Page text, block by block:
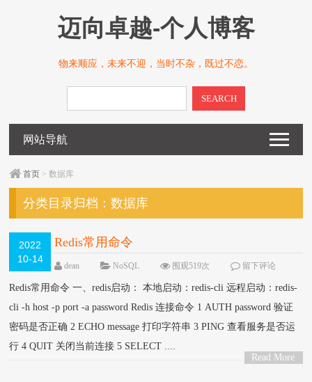
迈向卓越-个人博客
物来顺应，未来不迎，当时不杂，既过不恋。
SEARCH
网站导航
首页 > 数据库
分类目录归档：数据库
2022
10-14
Redis常用命令
dean NoSQL 围观519次 留下评论
Redis常用命令 一、redis启动： 本地启动：redis-cli 远程启动：redis-
cli -h host -p port -a password Redis 连接命令 1 AUTH password 验证
密码是否正确 2 ECHO message 打印字符串 3 PING 查看服务是否运
行 4 QUIT 关闭当前连接 5 SELECT ....
Read More